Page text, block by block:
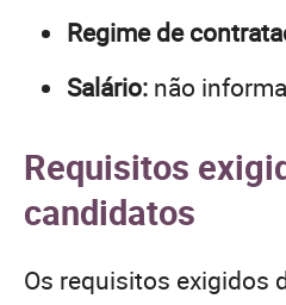
Regime de
Salário: não
Requisitos
candidatos
Os requisitos exigidos